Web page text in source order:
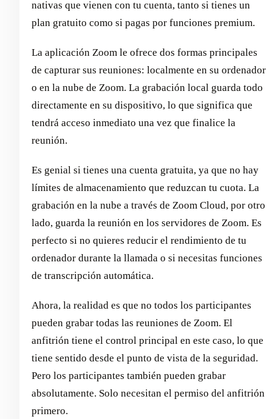
nativas que vienen con tu cuenta, tanto si tienes un
plan gratuito como si pagas por funciones premium.
La aplicación Zoom le ofrece dos formas principales
de capturar sus reuniones: localmente en su ordenador
o en la nube de Zoom. La grabación local guarda todo
directamente en su dispositivo, lo que significa que
tendrá acceso inmediato una vez que finalice la
reunión.
Es genial si tienes una cuenta gratuita, ya que no hay
límites de almacenamiento que reduzcan tu cuota. La
grabación en la nube a través de Zoom Cloud, por otro
lado, guarda la reunión en los servidores de Zoom. Es
perfecto si no quieres reducir el rendimiento de tu
ordenador durante la llamada o si necesitas funciones
de transcripción automática.
Ahora, la realidad es que no todos los participantes
pueden grabar todas las reuniones de Zoom. El
anfitrión tiene el control principal en este caso, lo que
tiene sentido desde el punto de vista de la seguridad.
Pero los participantes también pueden grabar
absolutamente. Solo necesitan el permiso del anfitrión
primero.